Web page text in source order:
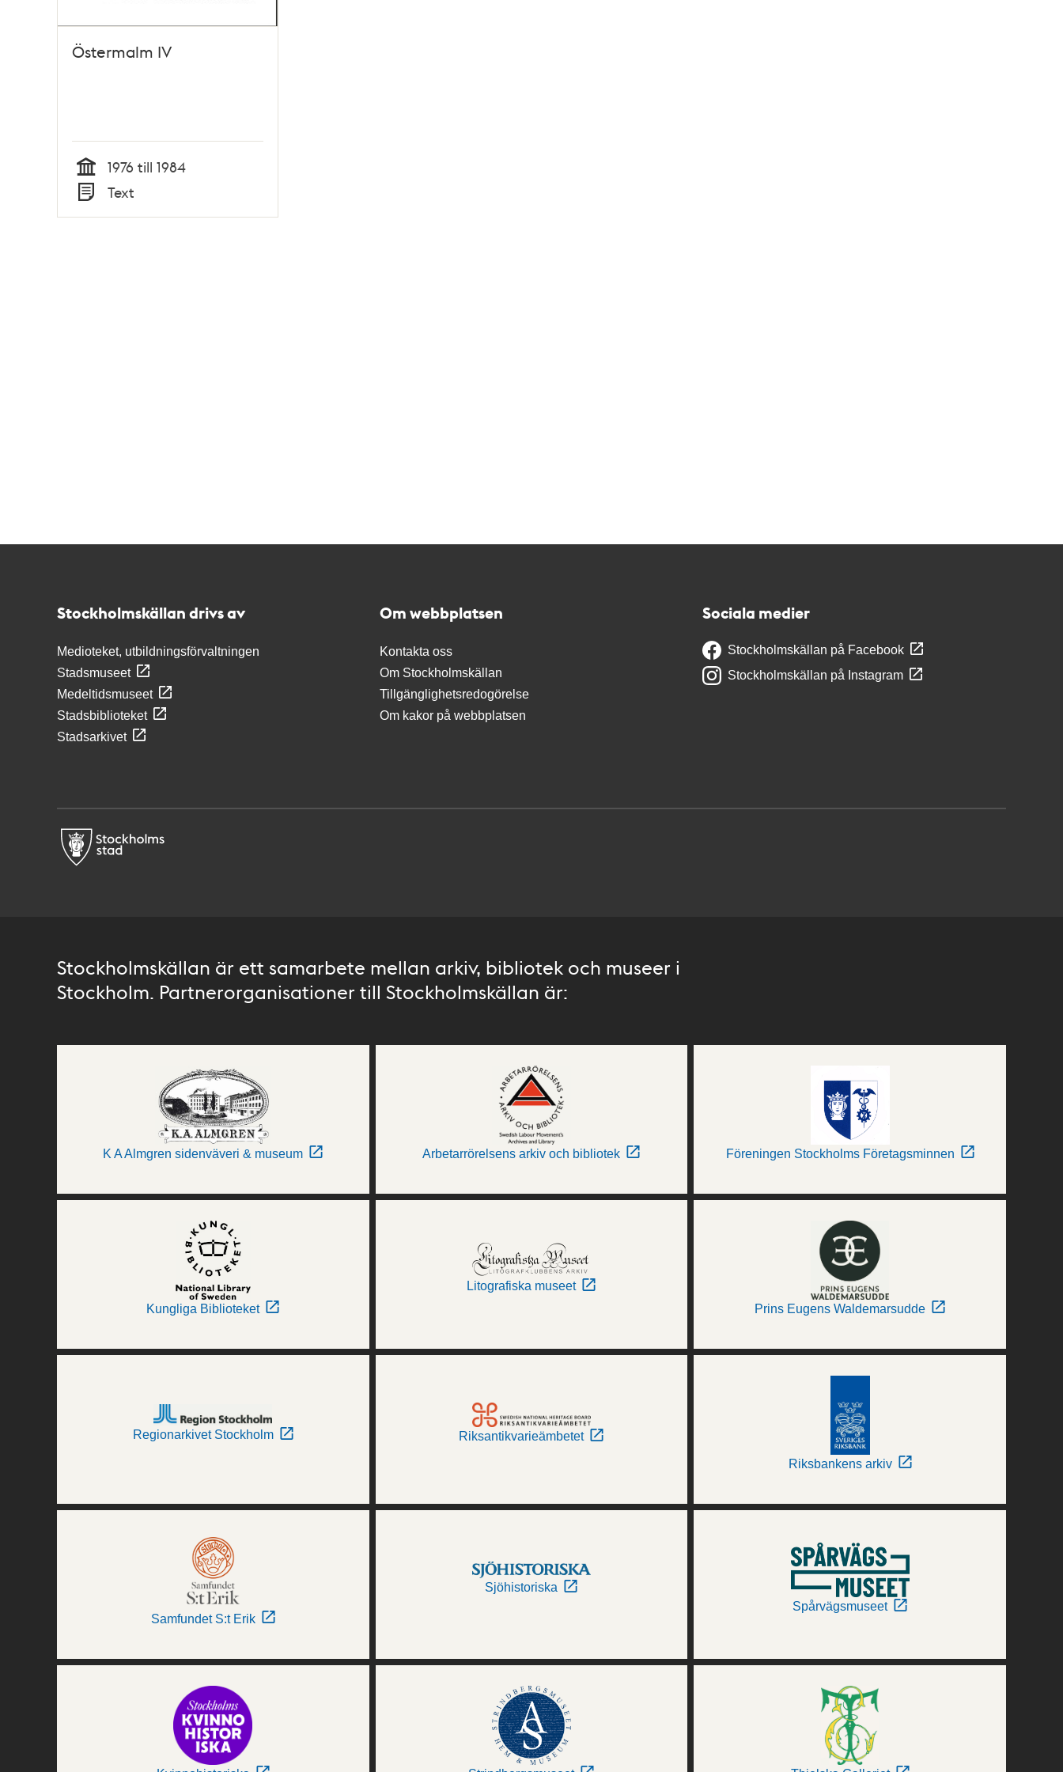
Östermalm IV
Tid
1976 till 1984
Typ
Text
Stockholmskällan drivs av
Medioteket, utbildningsförvaltningen
Stadsmuseet
Medeltidsmuseet
Stadsbiblioteket
Stadsarkivet
Om webbplatsen
Kontakta oss
Om Stockholmskällan
Tillgänglighetsredogörelse
Om kakor på webbplatsen
Sociala medier
Stockholmskällan på Facebook
Stockholmskällan på Instagram
Stockholmskällan är ett samarbete mellan arkiv, bibliotek och museer i
Stockholm. Partnerorganisationer till Stockholmskällan är:
K A Almgren sidenväveri & museum Arbetarrörelsens arkiv och bibliotek Föreningen Stockholms Företagsminnen
Kungliga Biblioteket
Litografiska museet
Prins Eugens Waldemarsudde
Regionarkivet Stockholm Riksantikvarieämbetet
Riksbankens arkiv
Samfundet S:t Erik
Sjöhistoriska
Spårvägsmuseet